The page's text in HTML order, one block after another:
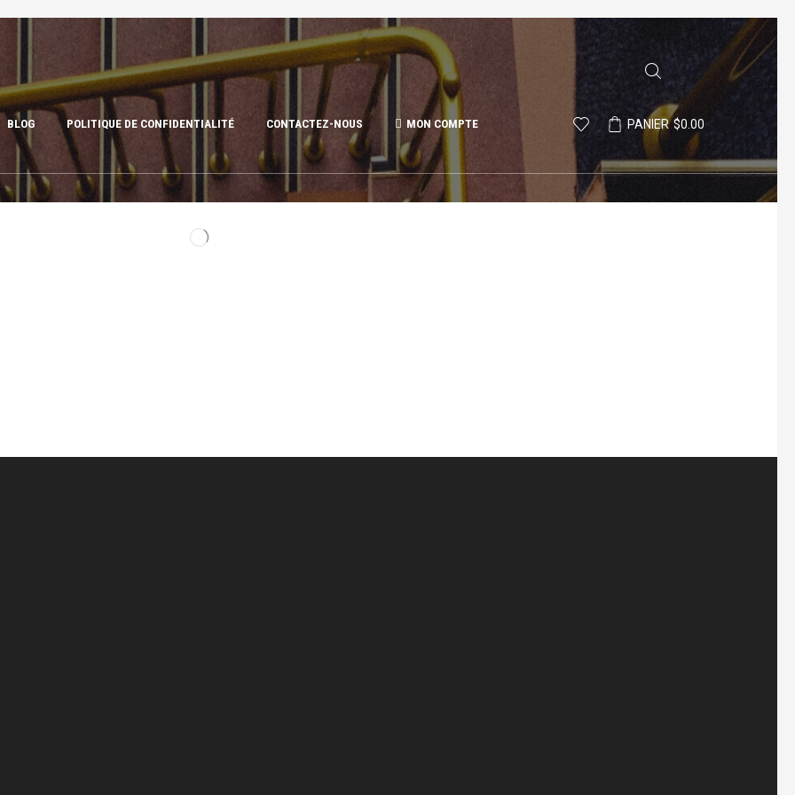
BLOG POLITIQUE DE CONFIDENTIALITÉ CONTACTEZ-NOUS MON COMPTE PANIER $0.00